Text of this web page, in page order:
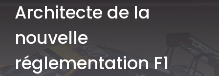
Architecte de la
nouvelle
réglementation F1